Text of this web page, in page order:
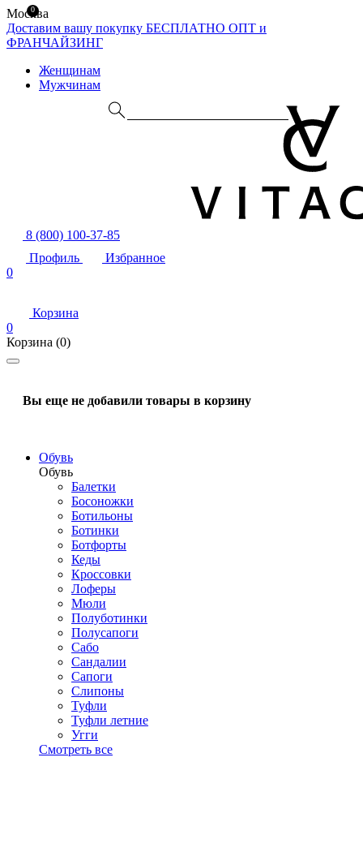
Москва
Доставим вашу покупку БЕСПЛАТНО ОПТ и
ФРАНЧАЙЗИНГ
Женщинам
Мужчинам
8 (800) 100-37-85
Профиль
Избранное
0
Корзина
0
Корзина (0)
Вы еще не добавили товары в корзину
Обувь
Обувь
Балетки
Босоножки
Ботильоны
Ботинки
Ботфорты
Кеды
Кроссовки
Лоферы
Мюли
Полуботинки
Полусапоги
Сабо
Сандалии
Сапоги
Слипоны
Туфли
Туфли летние
Угги
Смотреть все
0